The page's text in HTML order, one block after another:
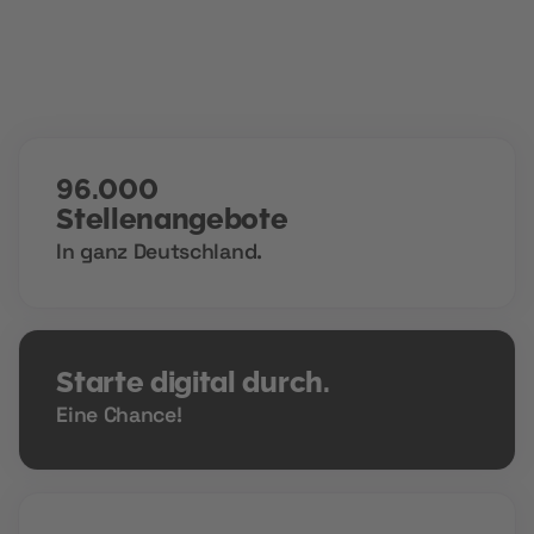
96.000
Stellenangebote
In ganz Deutschland.
Starte digital durch.
Eine Chance!